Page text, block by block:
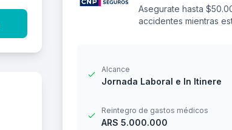
Asegurate hasta
accidentes mientras
Alcance
Jornada Laboral e In Itinere
Reintegro de gastos médicos
ARS 5.000.000